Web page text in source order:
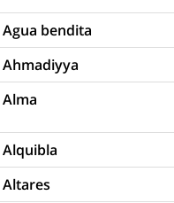
Agua bendita
Ahmadiyya
Alma
Alquibla
Altares